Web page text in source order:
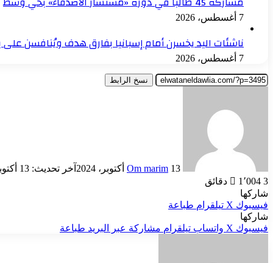
7 أغسطس، 2026
ناشئات اليد يخسرن أمام إسبانيا بفارق هدف ويُنافسن على
7 أغسطس، 2026
نسخ الرابط
Om marim 13 أكتوبر، 2024
آخر تحديث: 13 أكتوبر، 2024
1٬004 3 دقائق
شاركها
فيسبوك ‫X تيلقرام طباعة
شاركها
فيسبوك ‫X واتساب تيلقرام مشاركة عبر البريد طباعة